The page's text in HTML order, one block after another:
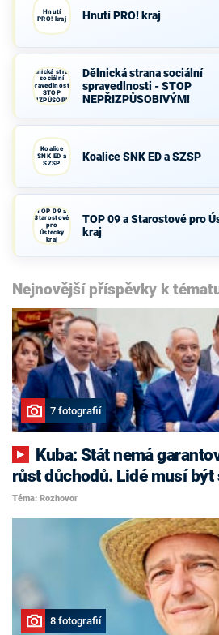
Hnutí
PRO! kraj
Hnutí PRO! kraj
Dělnická strana
sociální
spravedlnosti -
STOP
NEPŘIZPŮSOBIVÝM!
Dělnická strana sociální
spravedlnosti - STOP
NEPŘIZPŮSOBIVÝM!
Koalice
SNK ED a
SZSP
Koalice SNK ED a SZSP
TOP 09 a
Starostové
pro
Ústecký
kraj
TOP 09 a Starostové pro
kraj
Nejnovější příspěvky k
7 fotografií
růst důchodů. Lidé musí
Téma: Rozhovor
8 fotografií